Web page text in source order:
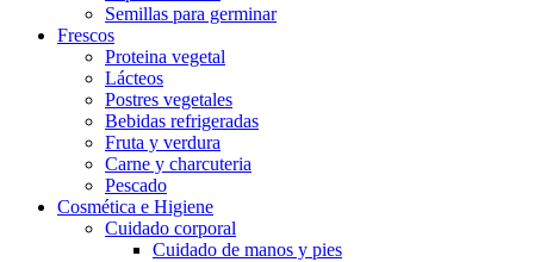
Semillas para germinar
Frescos
Proteina vegetal
Lácteos
Postres vegetales
Bebidas refrigeradas
Fruta y verdura
Carne y charcuteria
Pescado
Cosmética e Higiene
Cuidado corporal
Cuidado de manos y pies